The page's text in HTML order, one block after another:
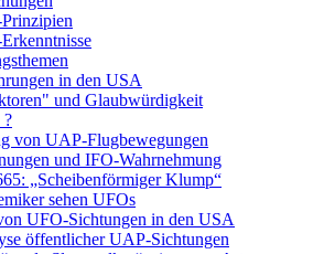
in den USA
und Glaubwürdigkeit
von UAP-Flugbewegungen
und IFO-Wahrnehmung
„Scheibenförmiger Klump“
sehen UFOs
UFO-Sichtungen in den USA
öffentlicher UAP-Sichtungen